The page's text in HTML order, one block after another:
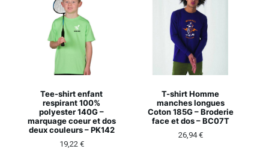
Tee-shirt enfant
respirant 100%
polyester 140G –
marquage coeur et dos
deux couleurs – PK142
19,22 €
T-shirt Homme
manches longues
Coton 185G – Broderie
face et dos – BC07T
26,94€